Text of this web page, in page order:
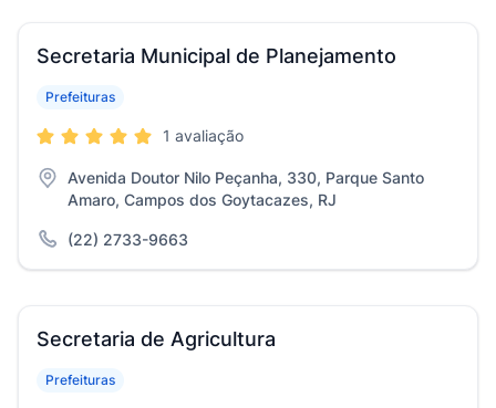
Secretaria Municipal de Planejamento
Prefeituras
1 avaliação
Avenida Doutor Nilo Peçanha, 330, Parque Santo
Amaro, Campos dos Goytacazes, RJ
(22) 2733-9663
Secretaria de Agricultura
Prefeituras